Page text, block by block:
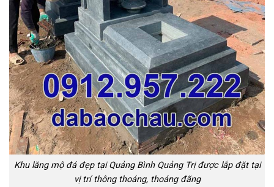
Khu lăng mộ đá đẹp tại Quảng Bình Quảng Trị được lắp đặt tại
vị trí thông thoáng, thoáng đãng